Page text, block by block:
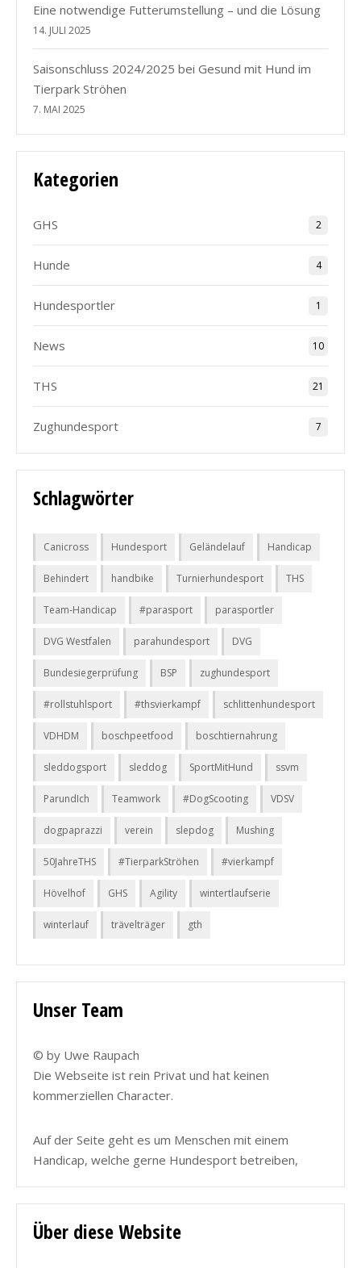
Eine notwendige Futterumstellung – und die Lösung
14. JULI 2025
Saisonschluss 2024/2025 bei Gesund mit Hund im
Tierpark Ströhen
7. MAI 2025
Kategorien
GHS 2
Hunde 4
Hundesportler 1
News 10
THS 21
Zughundesport 7
Schlagwörter
Canicross Hundesport Geländelauf Handicap
Behindert handbike Turnierhundesport THS
Team-Handicap #parasport parasportler
DVG Westfalen parahundesport DVG
Bundesiegerprüfung BSP zughundesport
#rollstuhlsport #thsvierkampf schlittenhundesport
VDHDM boschpeetfood boschtiernahrung
sleddogsport sleddog SportMitHund ssvm
ParundIch Teamwork #DogScooting VDSV
dogpaprazzi verein slepdog Mushing
50JahreTHS #TierparkStröhen #vierkampf
Hövelhof GHS Agility wintertlaufserie
winterlauf trävelträger gth
Unser Team
© by Uwe Raupach
Die Webseite ist rein Privat und hat keinen
kommerziellen Character.
Auf der Seite geht es um Menschen mit einem
Handicap, welche gerne Hundesport betreiben,
Über diese Website